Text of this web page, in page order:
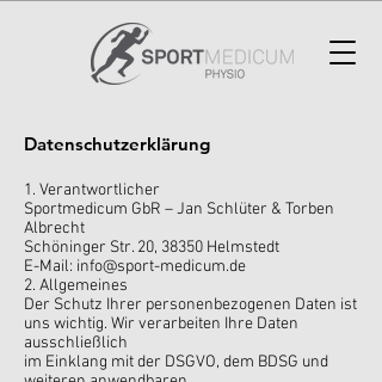
Datenschutzerklärung
1. Verantwortlicher
Sportmedicum GbR – Jan Schlüter & Torben
Albrecht
Schöninger Str. 20, 38350 Helmstedt
E-Mail: info@sport-medicum.de
2. Allgemeines
Der Schutz Ihrer personenbezogenen Daten ist
uns wichtig. Wir verarbeiten Ihre Daten
ausschließlich
im Einklang mit der DSGVO, dem BDSG und